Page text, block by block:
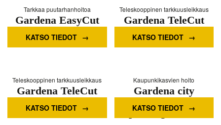
Tarkkaa puutarhanhoitoa
Gardena EasyCut
500 B -oksasakset
KATSO TIEDOT
Teleskooppinen tarkkuusleikkaus
Gardena TeleCut
650-900 B-
oksasakset
KATSO TIEDOT
Teleskooppinen tarkkuusleikkaus
Gardena TeleCut
520-670 B-
oksasakset
KATSO TIEDOT
Kaupunkikasvien hoito
Gardena city
gardening Balcony
pruning shears
KATSO TIEDOT